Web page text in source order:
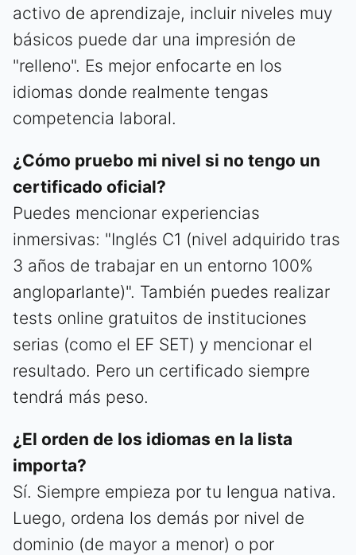
activo de aprendizaje, incluir niveles muy
básicos puede dar una impresión de
"relleno". Es mejor enfocarte en los
idiomas donde realmente tengas
competencia laboral.
¿Cómo pruebo mi nivel si no tengo un
certificado oficial?
Puedes mencionar experiencias
inmersivas: "Inglés C1 (nivel adquirido tras
3 años de trabajar en un entorno 100%
angloparlante)". También puedes realizar
tests online gratuitos de instituciones
serias (como el EF SET) y mencionar el
resultado. Pero un certificado siempre
tendrá más peso.
¿El orden de los idiomas en la lista
importa?
Sí. Siempre empieza por tu lengua nativa.
Luego, ordena los demás por nivel de
dominio (de mayor a menor) o por